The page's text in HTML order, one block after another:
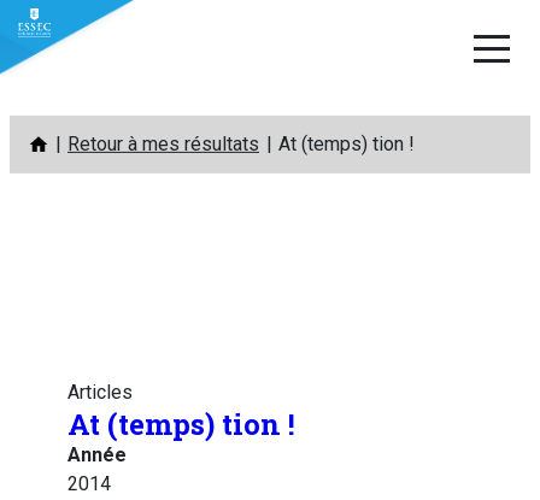
Aller
contenu
Retour à mes résultats At (temps) tion !
Articles
At (temps) tion !
Année
2014